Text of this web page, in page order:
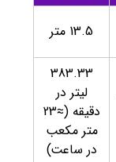
13.5 متر
383.33
لیتر در
دقیقه (≈23
متر مکعب
در ساعت)